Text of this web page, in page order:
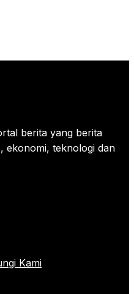
berita yang berita
ekonomi, teknologi dan
Kami